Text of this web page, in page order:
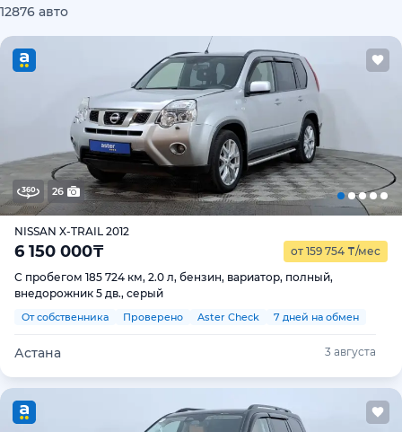
12876 авто
26
NISSAN X-TRAIL 2012
6 150 000₸ от 159 754 ₸/мес
С пробегом 185 724 км, 2.0 л, бензин, вариатор, полный,
внедорожник 5 дв., серый
От собственника Проверено Aster Check 7 дней на обмен
Астана 3 августа